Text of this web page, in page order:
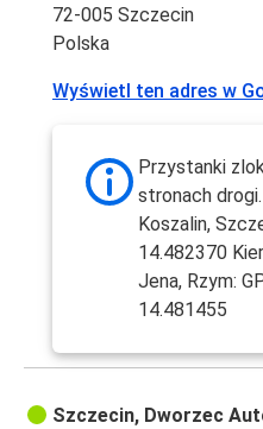
72-005 Szczecin
Polska
Wyświetl ten adres w
Przystanki
stronach
Koszalin,
14.482370
Jena, Rzym:
14.481455
Szczecin, Dworzec